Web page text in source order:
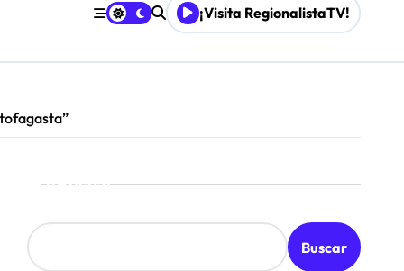
¡Visita RegionalistaTV!
Buscar
Buscar